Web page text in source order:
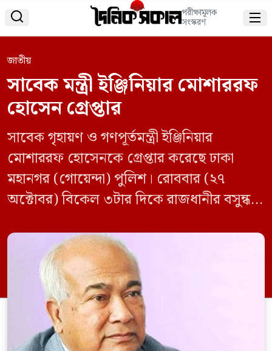
 পরীক্ষামূলক
সংস্করণ 
জাতীয়
সাবেক মন্ত্রী ইঞ্জিনিয়ার মোশাররফ
হোসেন গ্রেপ্তার
সাবেক গৃহায়ণ ও গণপূর্তমন্ত্রী ইঞ্জিনিয়ার
মোশাররফ হোসেনকে গ্রেপ্তার করেছে ঢাকা
মহানগর (গোয়েন্দা) পুলিশ। রোববার (২৭
অক্টোবর) বিকেল ৩টার দিকে রাজধানীর বসুন্ধরা
গ্রেপ্তার করে ডিবির একটি টিম। ঢাকা মহানগর
পুলিশের (ডিএমপি) গোয়েন্দা বিভাগের (ডিবি)
অতিরিক্ত কমিশনার রেজাউল করিম মল্লিক
বিষয়টি নিশ্চিত করেছেন। তিনি জানান, সাবেক
গৃহায়ণ ও গণপূর্তমন্ত্রী ইঞ্জিনিয়ার মোশাররফ […]